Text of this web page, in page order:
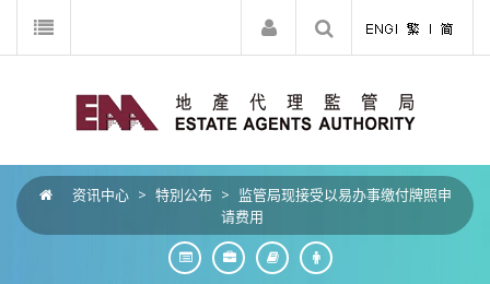
资讯中心 > 特別公布 > 监管局现接受以易办事缴付牌照申
请费用